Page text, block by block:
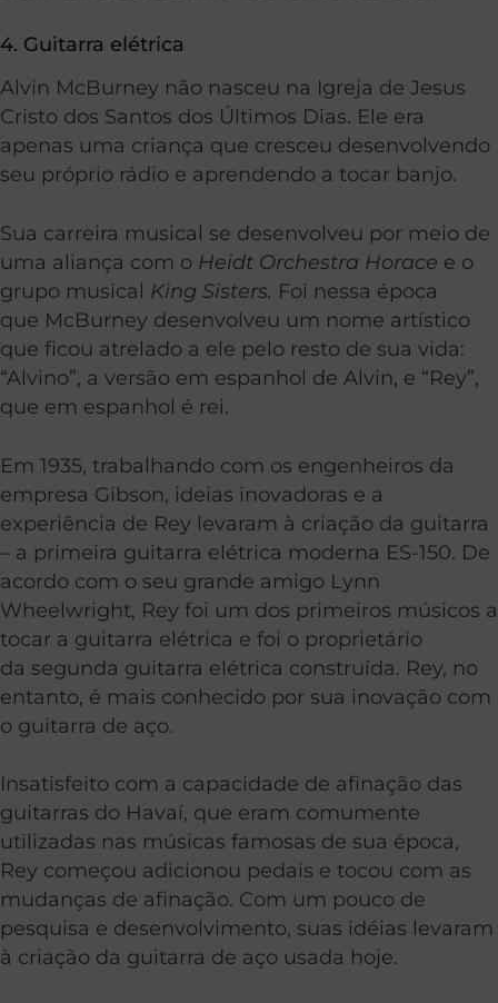
4. Guitarra elétrica
Alvin McBurney não nasceu na Igreja de Jesus
Cristo dos Santos dos Últimos Dias. Ele era
apenas uma criança que cresceu desenvolvendo
seu próprio rádio e aprendendo a tocar banjo.
Sua carreira musical se desenvolveu por meio de
uma aliança com o Heidt Orchestra Horace e o
grupo musical King Sisters. Foi nessa época
que McBurney desenvolveu um nome artístico
que ficou atrelado a ele pelo resto de sua vida:
“Alvino”, a versão em espanhol de Alvin, e “Rey”,
que em espanhol é rei.
Em 1935, trabalhando com os engenheiros da
empresa Gibson, ideias inovadoras e a
experiência de Rey levaram à criação da guitarra
– a primeira guitarra elétrica moderna ES-150. De
acordo com o seu grande amigo Lynn
Wheelwright, Rey foi um dos primeiros músicos a
tocar a guitarra elétrica e foi o proprietário
da segunda guitarra elétrica construída. Rey, no
entanto, é mais conhecido por sua inovação com
o guitarra de aço.
Insatisfeito com a capacidade de afinação das
guitarras do Havaí, que eram comumente
utilizadas nas músicas famosas de sua época,
Rey começou adicionou pedais e tocou com as
mudanças de afinação. Com um pouco de
pesquisa e desenvolvimento, suas idéias levaram
à criação da guitarra de aço usada hoje.